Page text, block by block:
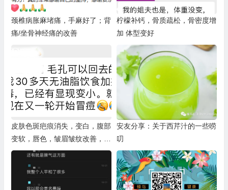
颈椎病胀麻堵痛，手麻好了；背
痛/坐骨神经痛的改善
柠檬补钙，骨质疏松，骨密度增
加 体型变好
皮肤色斑疤痕消失，变白，腹部
变软，唇色，皱眉皱纹改善，毛
孔缩小
安友分享：关于西芹汁的一些唠
叨